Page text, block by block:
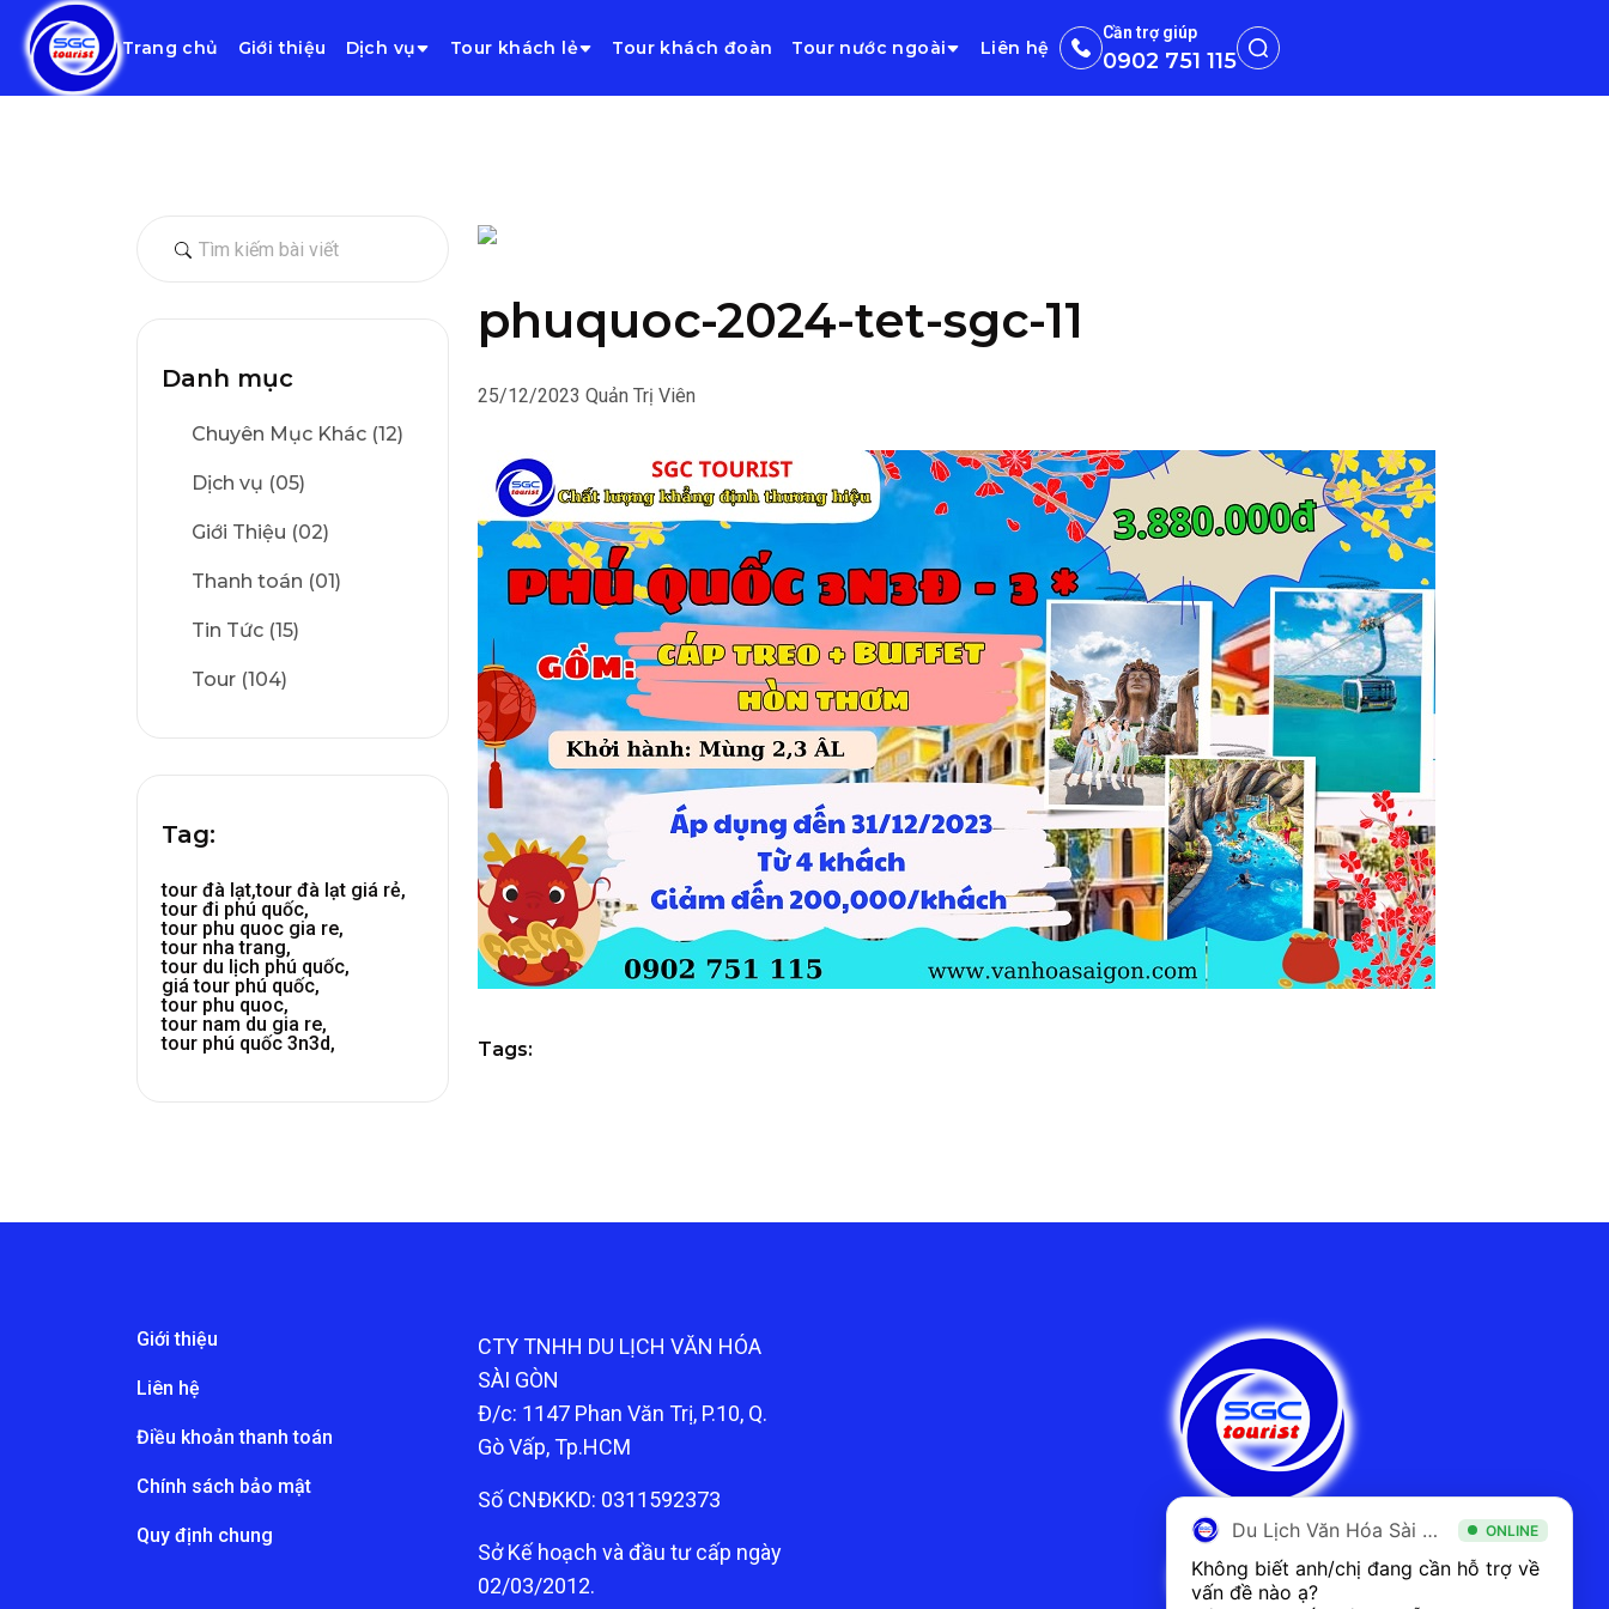
Trang chủ Giới thiệu Dịch vụ Tour khách lẻ Tour khách đoàn Tour nước ngoài Liên hệ
Cần trợ giúp
0902 751 115
Danh mục
Chuyên Mục Khác (12)
Dịch vụ (05)
Giới Thiệu (02)
Thanh toán (01)
Tin Tức (15)
Tour (104)
Tag:
tour đà lạt,tour đà lạt giá rẻ,
tour đi phú quốc,
tour phu quoc gia re,
tour nha trang,
tour du lịch phú quốc,
giá tour phú quốc,
tour phu quoc,
tour nam du gia re,
tour phú quốc 3n3d,
phuquoc-2024-tet-sgc-11
25/12/2023 Quản Trị Viên
Tags:
Giới thiệu
Liên hệ
Điều khoản thanh toán
Chính sách bảo mật
Quy định chung
CTY TNHH DU LỊCH VĂN HÓA
SÀI GÒN
Đ/c: 1147 Phan Văn Trị, P.10, Q.
Gò Vấp, Tp.HCM
Số CNĐKKD: 0311592373
Sở Kế hoạch và đầu tư cấp ngày
02/03/2012.
Du Lịch Văn Hóa Sài Gòn ONLINE
Không biết anh/chị đang cần hỗ trợ về
vấn đề nào ạ?